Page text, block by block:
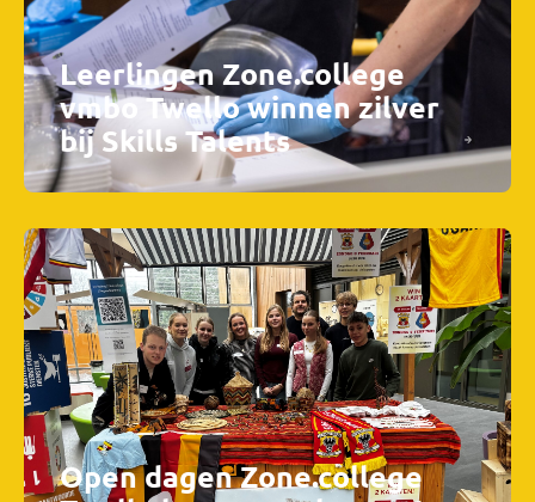
Leerlingen Zone.college
vmbo Twello winnen zilver
bij Skills Talents
Open dagen Zone.college